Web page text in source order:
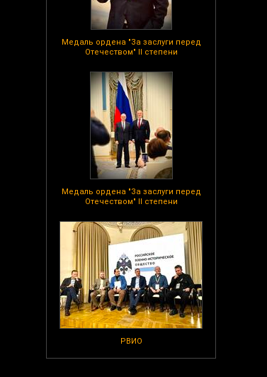
Медаль ордена "За заслуги перед
Отечеством" II степени
Медаль ордена "За заслуги перед
Отечеством" II степени
РВИО